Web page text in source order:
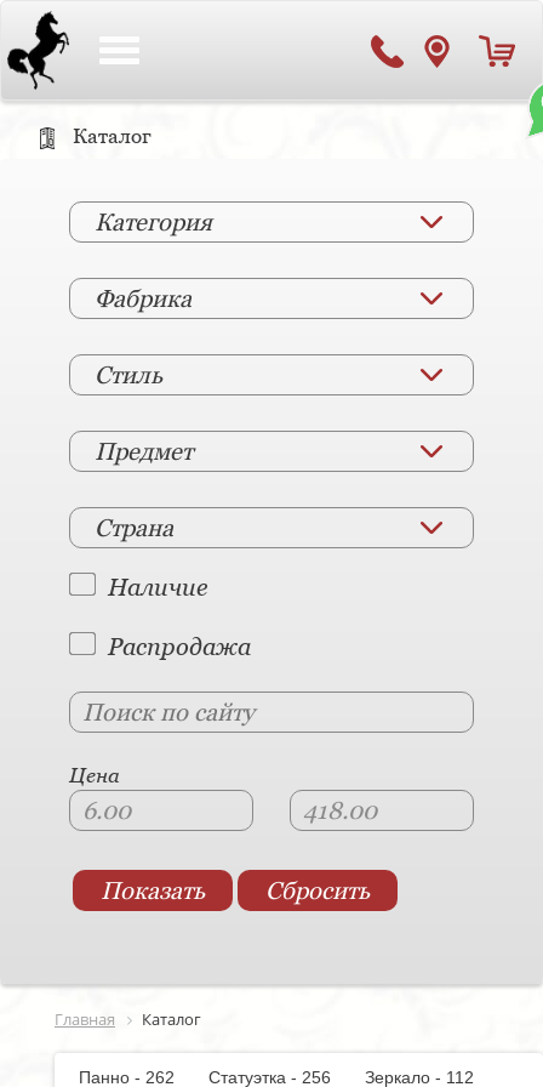
Каталог
Категория
Фабрика
Стиль
Предмет
Страна
Наличие
Распродажа
Цена
Главная Каталог
Панно - 262 Статуэтка - 256
Зеркало - 112